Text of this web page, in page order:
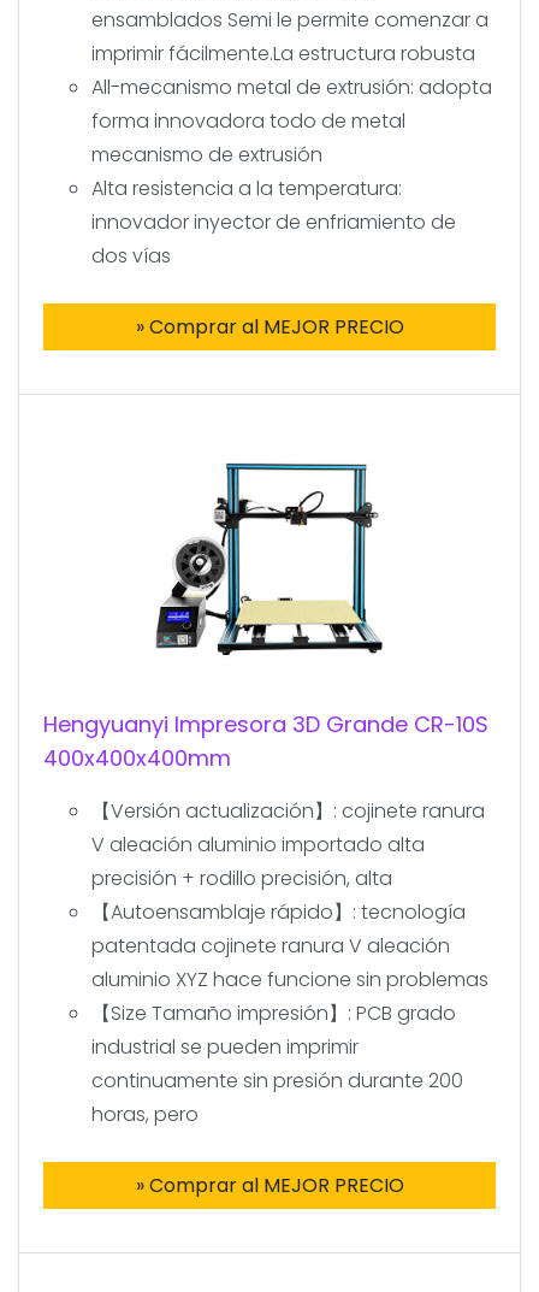
ensamblados Semi le permite comenzar a
imprimir fácilmente.La estructura robusta
All-mecanismo metal de extrusión: adopta
forma innovadora todo de metal
mecanismo de extrusión
Alta resistencia a la temperatura:
innovador inyector de enfriamiento de
dos vías
» Comprar al MEJOR PRECIO
Hengyuanyi Impresora 3D Grande CR-10S
400x400x400mm
【Versión actualización】: cojinete ranura
V aleación aluminio importado alta
precisión + rodillo precisión, alta
【Autoensamblaje rápido】: tecnología
patentada cojinete ranura V aleación
aluminio XYZ hace funcione sin problemas
【Size Tamaño impresión】: PCB grado
industrial se pueden imprimir
continuamente sin presión durante 200
horas, pero
» Comprar al MEJOR PRECIO